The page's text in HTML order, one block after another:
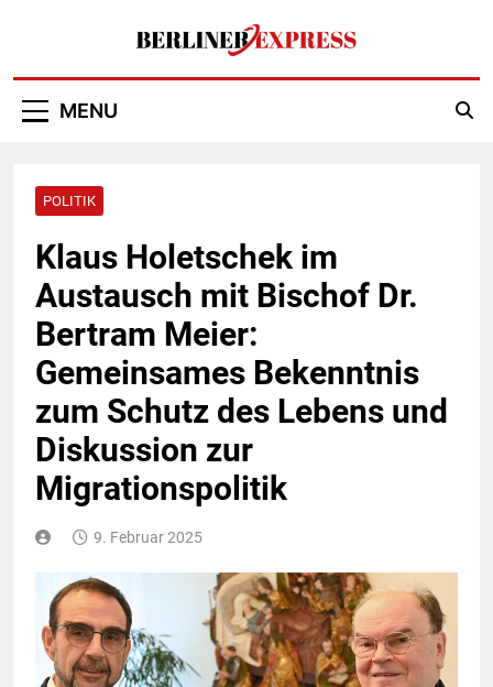
Berliner Express
MENU
POLITIK
Klaus Holetschek im
Austausch mit Bischof Dr.
Bertram Meier:
Gemeinsames Bekenntnis
zum Schutz des Lebens und
Diskussion zur
Migrationspolitik
9. Februar 2025